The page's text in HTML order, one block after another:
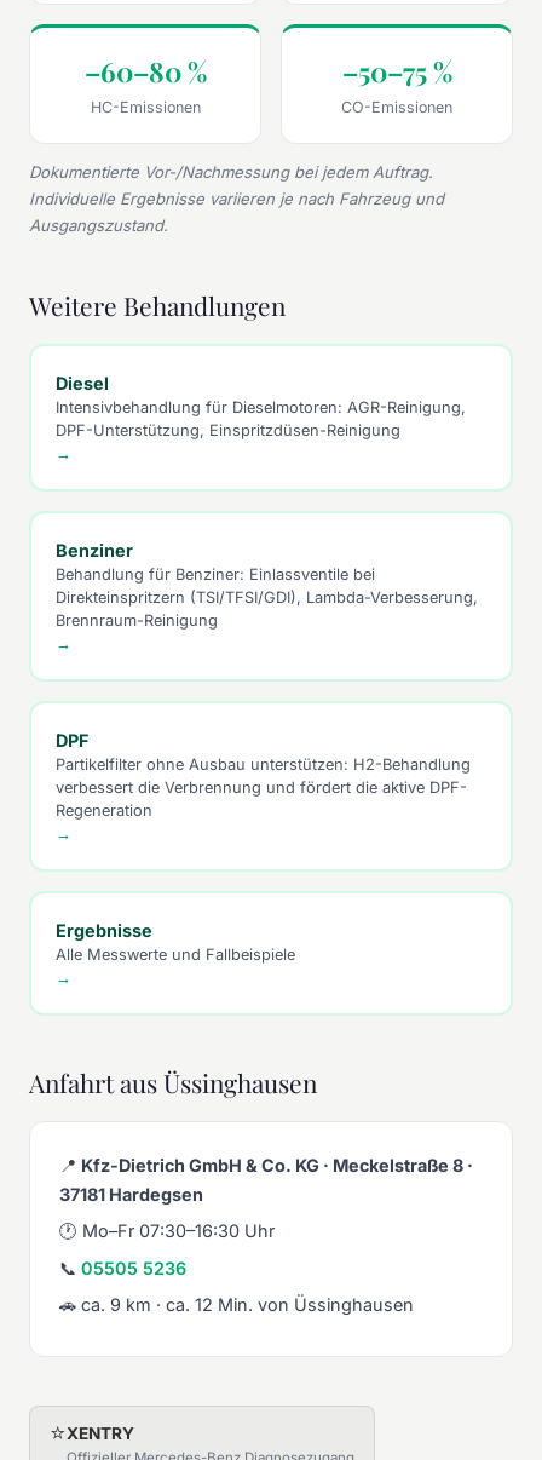
–60–80 %
HC-Emissionen
–50–75 %
CO-Emissionen
Dokumentierte Vor-/Nachmessung bei jedem Auftrag.
Individuelle Ergebnisse variieren je nach Fahrzeug und
Ausgangszustand.
Weitere Behandlungen
Diesel
Intensivbehandlung für Dieselmotoren: AGR-Reinigung,
DPF-Unterstützung, Einspritzdüsen-Reinigung
→
Benziner
Behandlung für Benziner: Einlassventile bei
Direkteinspritzern (TSI/TFSI/GDI), Lambda-Verbesserung,
Brennraum-Reinigung
→
DPF
Partikelfilter ohne Ausbau unterstützen: H2-Behandlung
verbessert die Verbrennung und fördert die aktive DPF-
Regeneration
→
Ergebnisse
Alle Messwerte und Fallbeispiele
→
Anfahrt aus Üssinghausen
📍 Kfz-Dietrich GmbH & Co. KG · Meckelstraße 8 ·
37181 Hardegsen
🕐 Mo–Fr 07:30–16:30 Uhr
📞 05505 5236
🚗 ca. 9 km · ca. 12 Min. von Üssinghausen
⭐XENTRY